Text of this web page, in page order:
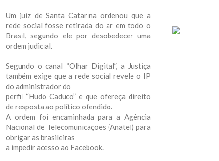
Um juiz de Santa Catarina ordenou que a
rede social fosse retirada do ar em todo o
Brasil, segundo ele por desobedecer uma
ordem judicial.
Segundo o canal “Olhar Digital”, a Justiça
também exige que a rede social revele o IP
do administrador do
perfil “Hudo Caduco” e que ofereça direito
de resposta ao político ofendido.
A ordem foi encaminhada para a Agência
Nacional de Telecomunicações (Anatel) para
obrigar as brasileiras
a impedir acesso ao Facebook.